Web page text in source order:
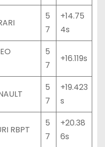
5
7
+14.75
4s
5
7
+16.119s
5
7
+19.423
s
RBPT
5
7
+20.38
6s